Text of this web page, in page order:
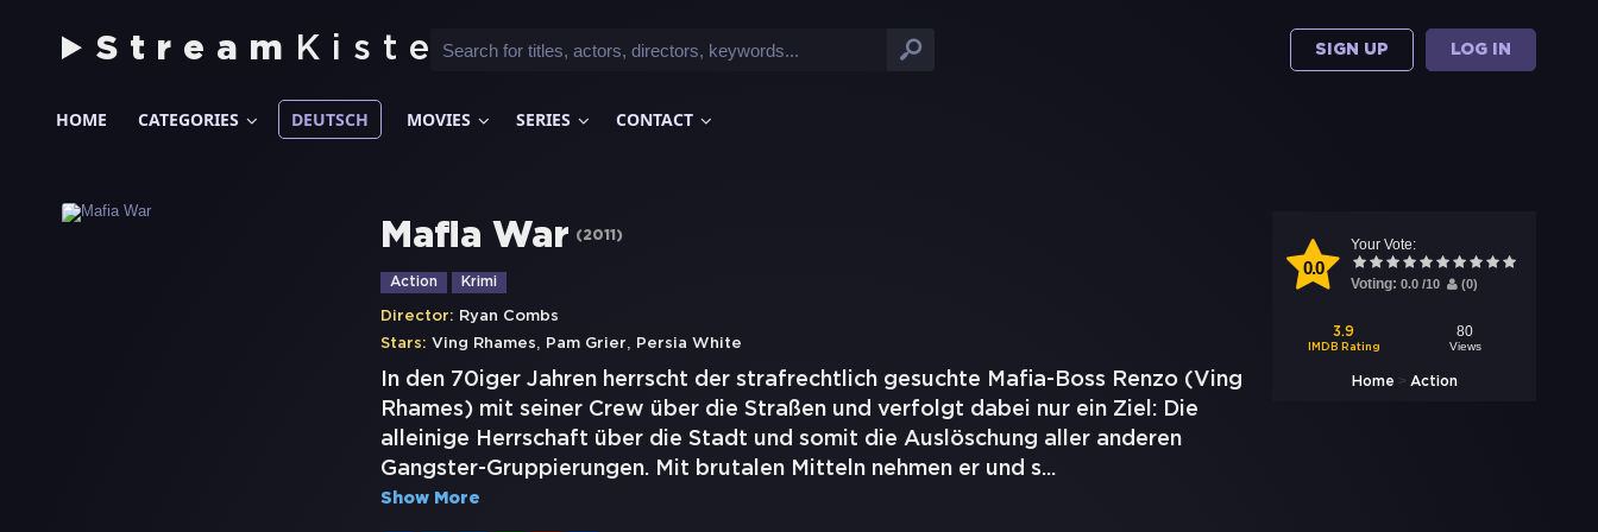
Stream Kiste SIGN UP LOG IN
HOME CATEGORIES DEUTSCH MOVIES SERIES CONTACT
0.0
Your Vote:
Voting: 0.0 /10 (0)
3.9
IMDB Rating
80
Views
Home > Action
Mafia War (2011 )
Action Krimi
Director: Ryan Combs
Stars: Ving Rhames, Pam Grier, Persia White
In den 70iger Jahren herrscht der strafrechtlich gesuchte Mafia-Boss Renzo (Ving
Rhames) mit seiner Crew über die Straßen und verfolgt dabei nur ein Ziel: Die
alleinige Herrschaft über die Stadt und somit die Auslöschung aller anderen
Gangster-Gruppierungen. Mit brutalen Mitteln nehmen er und s...
Show More